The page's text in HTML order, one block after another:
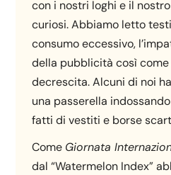
con i nostri loghi e il
curiosi. Abbiamo letto
consumo eccessivo,
della pubblicità così come
decrescita. Alcuni di noi
una passerella
fatti di vestiti e borse
Come Giornata
dal “Watermelon Index”